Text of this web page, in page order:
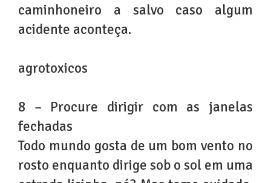
caminhoneiro a salvo caso algum
acidente aconteça.
agrotoxicos
8 – Procure dirigir com as janelas
fechadas
Todo mundo gosta de um bom vento no
rosto enquanto dirige sob o sol em uma